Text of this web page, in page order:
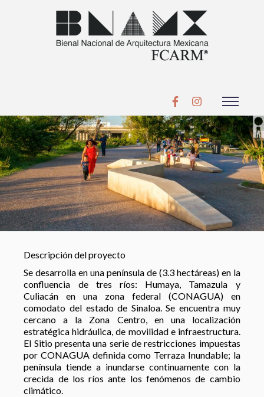
Descripción del proyecto
Se desarrolla en una península de (3.3 hectáreas) en la
confluencia de tres ríos: Humaya, Tamazula y
Culiacán en una zona federal (CONAGUA) en
comodato del estado de Sinaloa. Se encuentra muy
cercano a la Zona Centro, en una localización
estratégica hidráulica, de movilidad e infraestructura.
El Sitio presenta una serie de restricciones impuestas
por CONAGUA definida como Terraza Inundable; la
península tiende a inundarse continuamente con la
crecida de los ríos ante los fenómenos de cambio
climático.